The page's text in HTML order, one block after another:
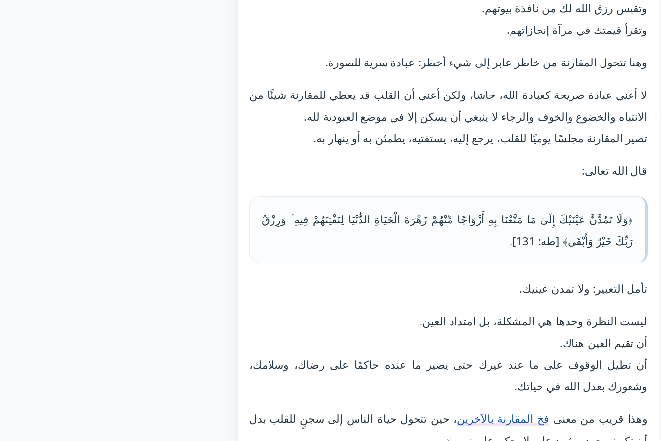
وتقيس رزق الله لك من نافذة بيوتهم.
وتقرأ قيمتك في مرآة إنجازاتهم.
وهنا تتحول المقارنة من خاطر عابر إلى شيء أخطر: عبادة سرية للصورة.
لا أعني عبادة صريحة كعبادة الله، حاشا، ولكن أعني أن القلب قد يعطي للمقارنة شيئًا من
الانتباه والخضوع والخوف والرجاء لا ينبغي أن يسكن إلا في موضع العبودية لله.
تصير المقارنة مجلسًا يوميًا للقلب، يرجع إليه، يستفتيه، يطمئن به أو ينهار به.
قال الله تعالى:
﴿وَلَا تَمُدَّنَّ عَيْنَيْكَ إِلَىٰ مَا مَتَّعْنَا بِهِ أَزْوَاجًا مِّنْهُمْ زَهْرَةَ الْحَيَاةِ الدُّنْيَا لِنَفْتِنَهُمْ فِيهِ ۚ وَرِزْقُ
رَبِّكَ خَيْرٌ وَأَبْقَىٰ﴾ [طه: 131].
تأمل التعبير: ولا تمدن عينيك.
ليست النظرة وحدها هي المشكلة، بل امتداد العين.
أن تقيم العين هناك.
أن تطيل الوقوف على ما عند غيرك حتى يصير ما عنده حاكمًا على رضاك، وسلامك،
وشعورك بعدل الله في حياتك.
وهذا قريب من معنى فخ المقارنة بالآخرين، حين تتحول حياة الناس إلى سجنٍ للقلب بدل